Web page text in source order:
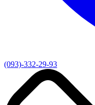
(093)-332-29-93